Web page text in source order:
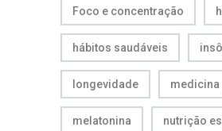
Foco e concentração
hábitos saudáveis
longevidade medicina
melatonina nutrição